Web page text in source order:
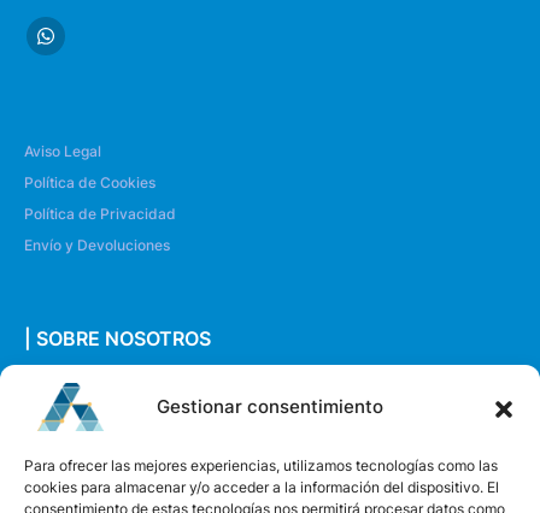
Gestionar consentimiento
Para ofrecer las mejores experiencias, utilizamos tecnologías como las
cookies para almacenar y/o acceder a la información del dispositivo. El
consentimiento de estas tecnologías nos permitirá procesar datos como
Aviso Legal
Política de Cookies
Política de Privacidad
Envío y Devoluciones
| SOBRE NOSOTROS
Quiénes somos
Envíanos un mensaje